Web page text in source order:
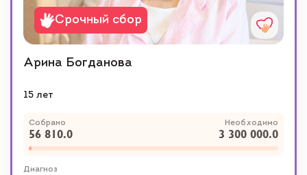
Срочный сбор
Арина Богданова
15 лет
Собрано
56 810.0
Необходимо
3 300 000.0
Диагноз